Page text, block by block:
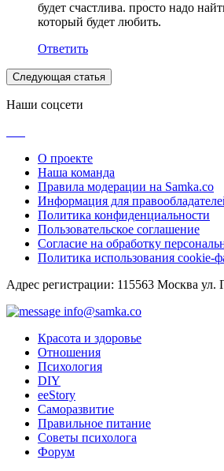
будет счастлива. просто надо
который будет любить.
Ответить
Следующая статья
Наши соцсети
О проекте
Наша команда
Правила модерации на Samka.co
Информация для
Политика конфиденциальности
Пользовательское соглашение
Согласие на обработку
Политика использования cookie-
Адрес регистрации: 115563 Москва ул.
info@samka.co
Красота и здоровье
Отношения
Психология
DIY
ееStory
Саморазвитие
Правильное питание
Советы психолога
Форум